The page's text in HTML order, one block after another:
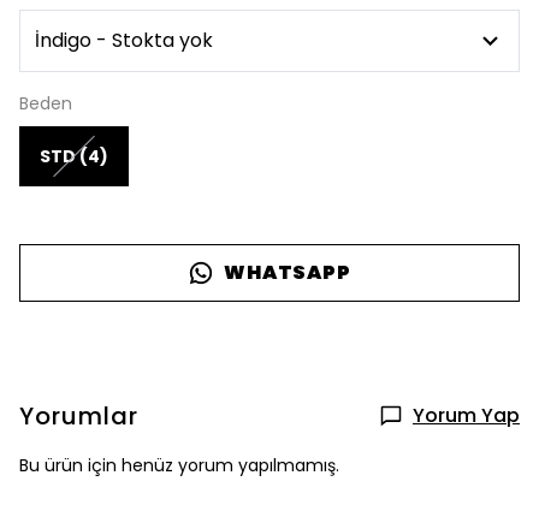
Beden
STD (4)
WHATSAPP
Yorumlar Yorum Yap
Bu ürün için henüz yorum yapılmamış.